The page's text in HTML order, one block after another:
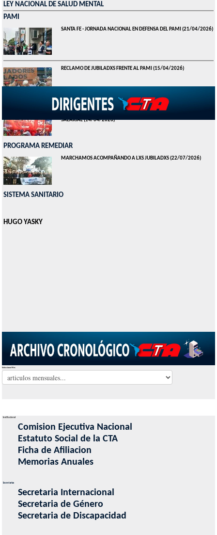
LEY NACIONAL DE SALUD MENTAL
PAMI
SANTA FE - JORNADA NACIONAL EN DEFENSA DEL PAMI (21/04/2026)
RECLAMO DE JUBILADXS FRENTE AL PAMI(15/04/2026)
SUTEPA - TRABAJADORES DEL PAMI DENUNCIAN DETERIORO
SALARIAL(14/04/2026)
PROGRAMA REMEDIAR
MARCHAMOS ACOMPAÑANDO A LXS JUBILADXS(22/07/2026)
SISTEMA SANITARIO
HUGO YASKY
Seleccionar Mes
Institucional
Comision Ejecutiva Nacional
Estatuto Social de la CTA
Ficha de Afiliacion
Memorias Anuales
Secretarias
Secretaria Internacional
Secretaria de Género
Secretaria de Discapacidad